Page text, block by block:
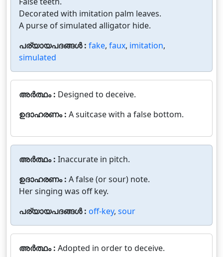
Decorated with imitation palm leaves.
A purse of simulated alligator hide.
പര്യായപദങ്ങൾ : fake, faux, imitation,
simulated
അർത്ഥം : Designed to deceive.
ഉദാഹരണം : A suitcase with a false bottom.
അർത്ഥം : Inaccurate in pitch.
ഉദാഹരണം : A false (or sour) note.
Her singing was off key.
പര്യായപദങ്ങൾ : off-key, sour
അർത്ഥം : Adopted in order to deceive.